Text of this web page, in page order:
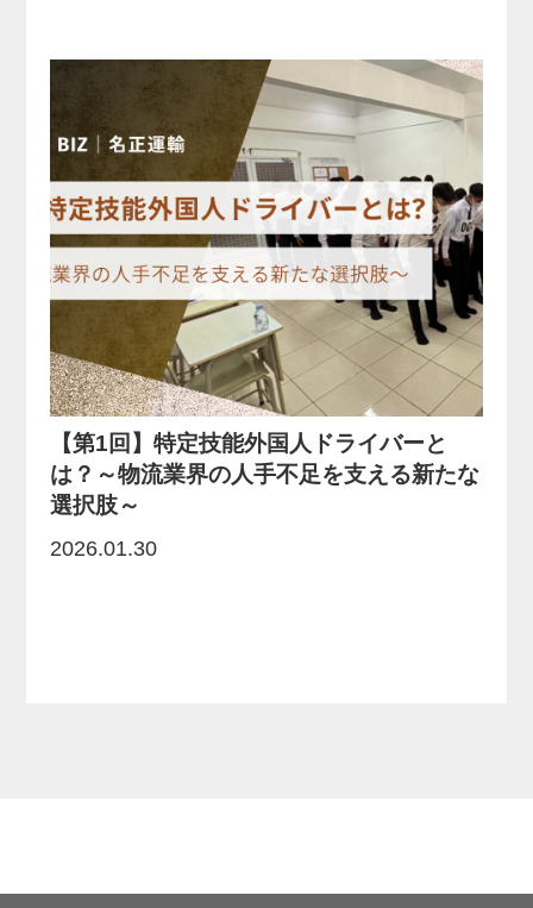
【第1回】特定技能外国人ドライバーと
は？～物流業界の人手不足を支える新たな
選択肢～
2026.01.30